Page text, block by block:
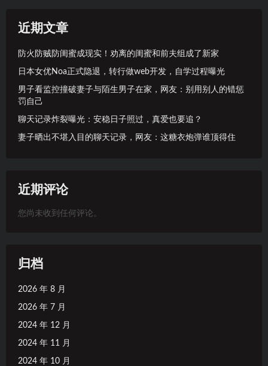
近期文章
防火防贼防闺蜜成现实！劝离的闺蜜和前夫组成了新家
日本女优Noa正式隐退，转行做web开发，自学过程曝光
男子看监控撞破妻子与陌生男子在家，网友：别用别人的错惩
罚自己
聊天记录炸裂曝光：安稳日子照过，真爱也要追？
妻子晒出不堪入目的聊天记录，网友：这糖衣炮弹谁顶得住
近期评论
您尚未收到任何评论。
归档
2026 年 8 月
2026 年 7 月
2024 年 12 月
2024 年 11 月
2024 年 10 月